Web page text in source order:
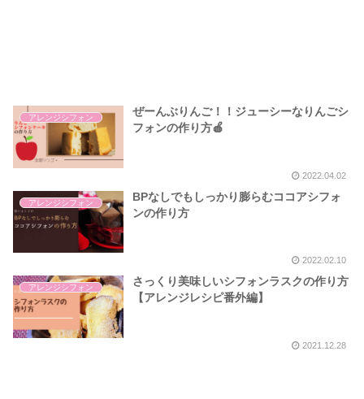
アレンジシフォン
ぜーんぶりんご！！ジューシーなりんごシ
フォンの作り方🍎
2022.04.02
アレンジシフォン
BPなしでもしっかり膨らむココアシフォ
ンの作り方
2022.02.10
アレンジシフォン
さっくり美味しいシフォンラスクの作り方
【アレンジレシピ番外編】
2021.12.28